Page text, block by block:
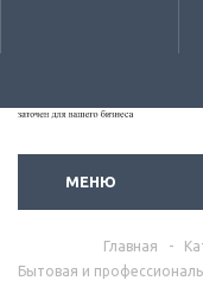
МЕНЮ
Главная -
Бытовая и